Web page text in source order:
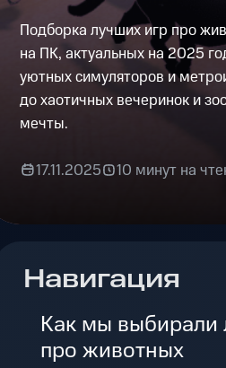
Подборка лучших игр про
на ПК, актуальных на 2025
уютных симуляторов и
до хаотичных вечеринок и
мечты.
17.11.2025 10 минут на
Навигация
Как мы выбирали
про животных